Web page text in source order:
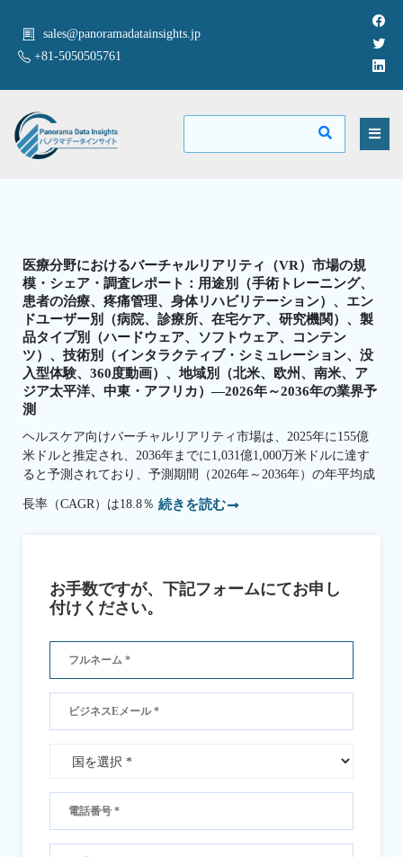
sales@panoramadatainsights.jp
+81-5050505761
医療分野におけるバーチャルリアリティ（VR）市場の規
模・シェア・調査レポート：用途別（手術トレーニング、
患者の治療、疼痛管理、身体リハビリテーション）、エン
ドユーザー別（病院、診療所、在宅ケア、研究機関）、製
品タイプ別（ハードウェア、ソフトウェア、コンテン
ツ）、技術別（インタラクティブ・シミュレーション、没
入型体験、360度動画）、地域別（北米、欧州、南米、ア
ジア太平洋、中東・アフリカ）―2026年～2036年の業界予
測
ヘルスケア向けバーチャルリアリティ市場は、2025年に155億
米ドルと推定され、2036年までに1,031億1,000万米ドルに達す
ると予測されており、予測期間（2026年～2036年）の年平均成
長率（CAGR）は18.8％ 続きを読む
お手数ですが、下記フォームにてお申し
付けください。